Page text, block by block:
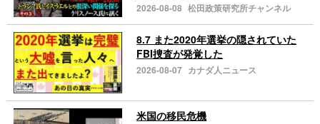
2026-08-08 松田政策研究所チャンネル
8.7 また2020年選挙の隠されていた
FBI捜査が発覚した
2026-08-07 カナダ人ニュース
米国の移民危機